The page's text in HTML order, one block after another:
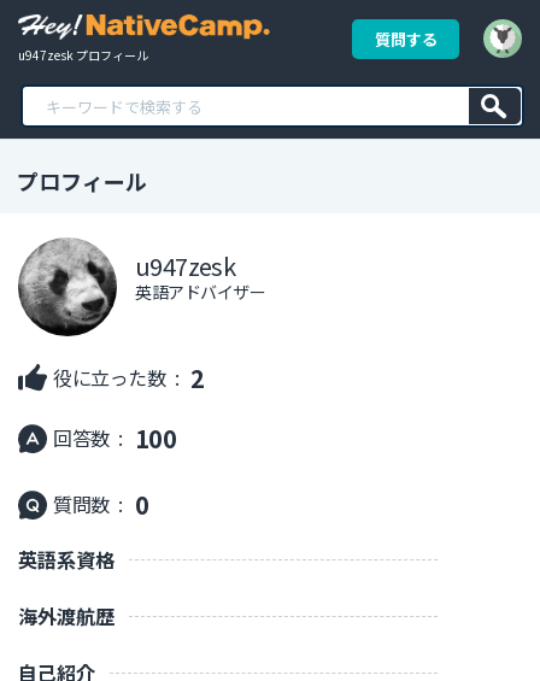
u947zesk プロフィール
質問する
プロフィール
u947zesk
英語アドバイザー
役に立った数 : 2
回答数 : 100
質問数 : 0
英語系資格
海外渡航歴
自己紹介